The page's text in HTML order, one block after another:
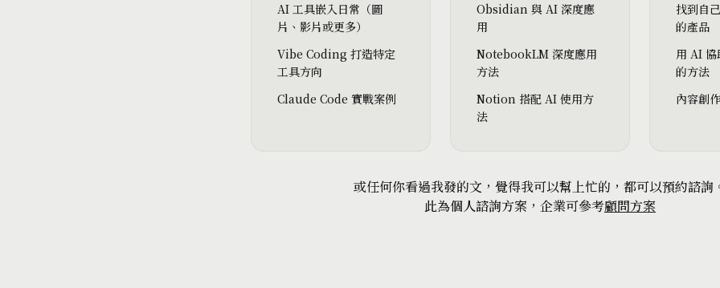
AI 工具嵌入日常（圖
片、影片或更多）
Vibe Coding 打造特定
工具方向
Claude Code 實戰案例
Obsidian 與 AI 深度應
用
NotebookLM 深度應用
方法
Notion 搭配 AI 使用方
法
找到自
的產品
用 AI 協
的方法
內容創
或任何你看過我發的文，覺得我可以幫上忙的，都可以預約諮詢
此為個人諮詢方案，企業可參考顧問方案